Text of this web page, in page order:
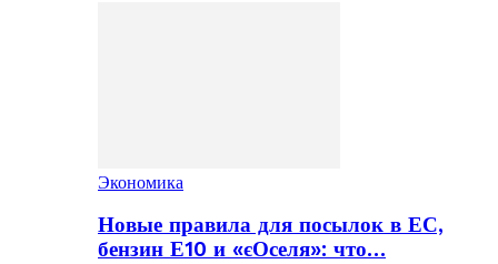
Экономика
Новые правила для посылок в ЕС,
бензин Е10 и «єОселя»: что…